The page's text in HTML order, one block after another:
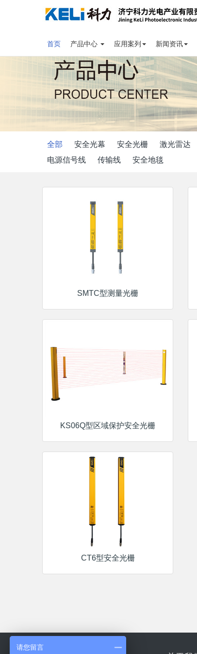
首页 产品中心 应用案列 新闻资讯
全部 安全光幕 安全光栅 激光雷达
电源信号线
传输线 安全地毯
SMTC型测量光栅
KS06Q型区域保护安全光栅
CT6型安全光栅
请您留言